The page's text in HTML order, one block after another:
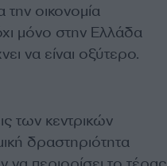
οικονομία
μόνο στην Ελλάδα
να είναι οξύτερο.
των κεντρικών
δραστηριότητα